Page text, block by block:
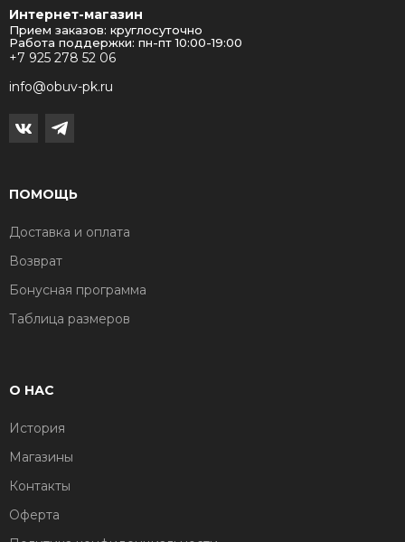
Интернет-магазин
Прием заказов: круглосуточно
Работа поддержки: пн-пт 10:00-19:00
+7 925 278 52 06
info@obuv-pk.ru
ПОМОЩЬ
Доставка и оплата
Возврат
Бонусная программа
Таблица размеров
О НАС
История
Магазины
Контакты
Оферта